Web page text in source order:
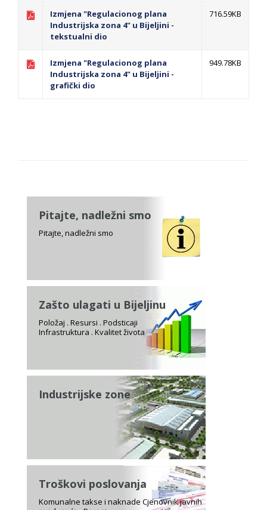
Izmjena "Regulacionog plana
Industrijska zona 4" u Bijeljini -
tekstualni dio
716.59KB
Izmjena "Regulacionog plana
Industrijska zona 4" u Bijeljini -
grafički dio
949.78KB
Pitajte, nadležni smo
Pitajte, nadležni smo
Zašto ulagati u Bijeljinu
Položaj . Resursi . Podsticaji
Infrastruktura . Kvalitet života
Industrijske zone
Troškovi poslovanja
Komunalne takse i naknade Cjenovnik javnih